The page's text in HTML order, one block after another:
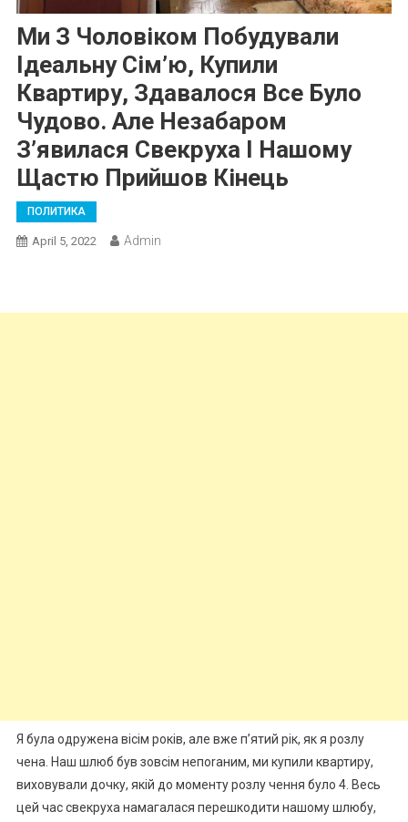
Ми З Чоловіком Побудували
Ідеальну Сім’ю, Купили
Квартиру, Здавалося Все Було
Чудово. Але Незабаром
З’явилася Свекруха І Нашому
Щастю Прийшов Кінець
ПОЛИТИКА
April 5, 2022 Admin
Я була одружена вісім років, але вже п’ятий рік, як я розлу
чена. Наш шлюб був зовсім непоrаним, ми купили квартиру,
виховували дочку, якій до моменту розлу чення було 4. Весь
цей час свекруха намагалася перешкодити нашому шлюбу,